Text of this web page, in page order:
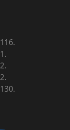
116.
1.
2.
2.
130.